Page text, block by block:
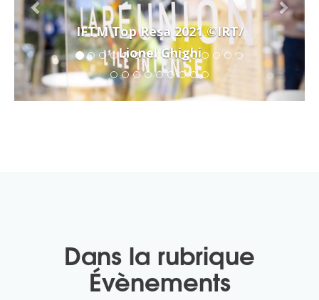
IFTM Top Resa 2021 ©IRT/
Lionel Ghighi
Dans la rubrique
Évènements